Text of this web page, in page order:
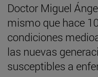
Doctor Miguel
mismo que hace
condiciones
las nuevas
susceptibles a